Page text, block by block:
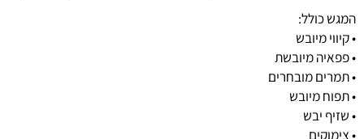
המגש כולל:
• קיווי מיובש
• פפאיה מיובשת
• תמרים מובחרים
• תפוח מיובש
• שזיף יבש
• צימוקים